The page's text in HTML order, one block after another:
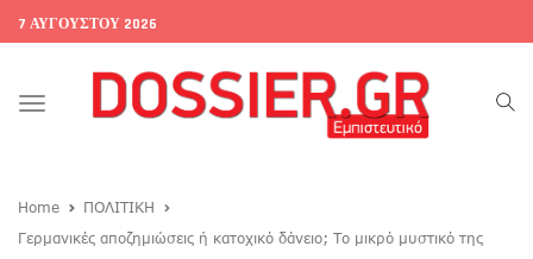
7 ΑΥΓΟΎΣΤΟΥ 2026
Toggle
Home
ΠΟΛΙΤΙΚΗ
Γερμανικές αποζημιώσεις ή κατοχικό δάνειο; Το μικρό μυστικό της